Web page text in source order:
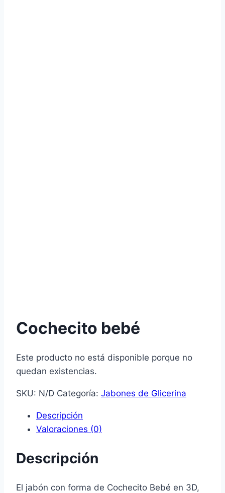
Cochecito bebé
Este producto no está disponible porque no
quedan existencias.
SKU: N/D Categoría: Jabones de Glicerina
Descripción
Valoraciones (0)
Descripción
El jabón con forma de Cochecito Bebé en 3D,